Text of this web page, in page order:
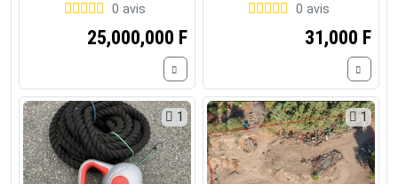
0 avis
25,000,000 F
0 avis
31,000 F
1 1